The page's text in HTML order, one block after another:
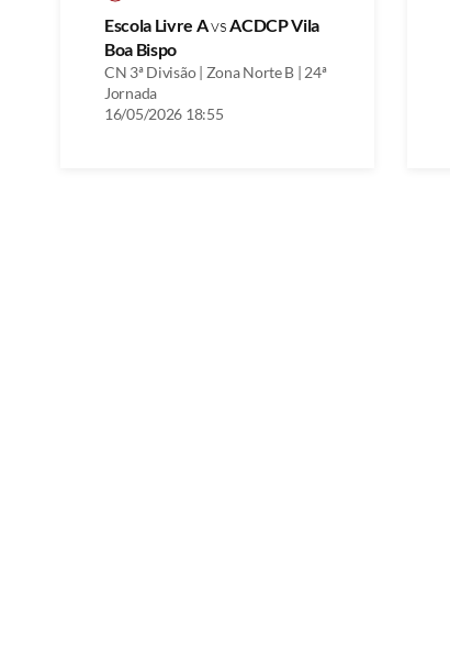
Escola Livre AvsACDCP Vila
Boa Bispo
CN 3ª Divisão | Zona Norte B | 24ª
Jornada
16/05/2026 18:55